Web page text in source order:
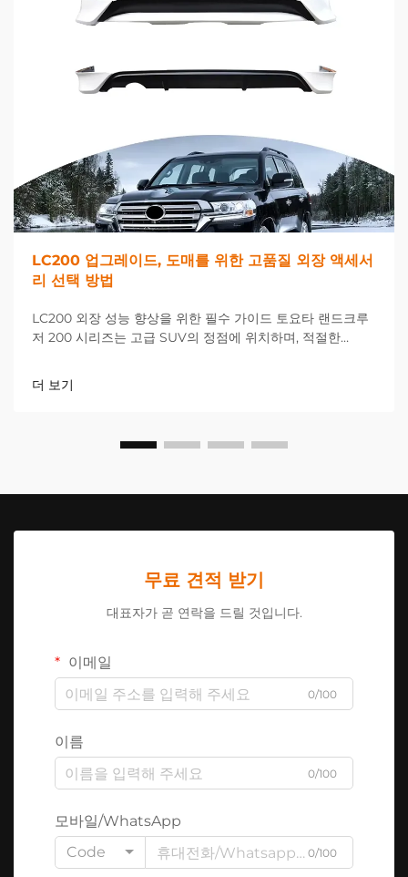
LC200 업그레이드, 도매를 위한 고품질 외장 액세서
리 선택 방법
LC200 외장 성능 향상을 위한 필수 가이드 토요타 랜드크루
저 200 시리즈는 고급 SUV의 정점에 위치하며, 적절한
으로 향상시킬 수 있습니다. 거래 시...
더 보기
무료 견적 받기
대표자가 곧 연락을 드릴 것입니다.
이메일
0/100
이름
0/100
모바일/WhatsApp
Code
0/100